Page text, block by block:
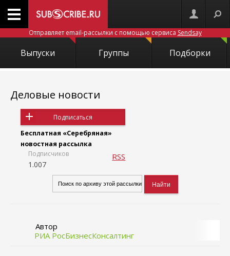
Отправляет email-рассылки с помощью сервиса Sendsay
Выпуски Группы Подборки
Деловые новости
Подписаться
Бесплатная «Серебряная»
новостная рассылка
Подписчиков
1.007
RSS
Автор
РИА РосБизнесКонсалтинг